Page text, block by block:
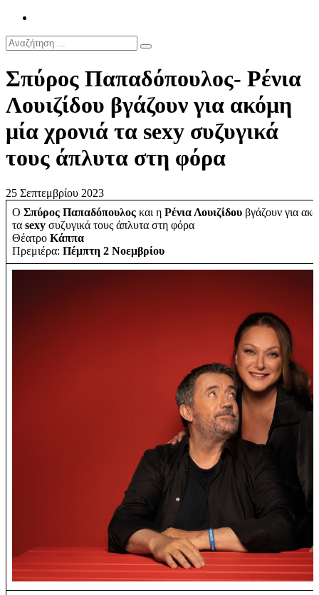
Σπύρος Παπαδόπουλος- Ρένια
Λουιζίδου βγάζουν για ακόμη
μία χρονιά τα sexy συζυγικά
τους άπλυτα στη φόρα
25 Σεπτεμβρίου 2023
Ο Σπύρος Παπαδόπουλος και η Ρένια Λουιζίδου βγάζουν για
τα sexy συζυγικά τους άπλυτα στη φόρα
Θέατρο Κάππα
Πρεμιέρα: Πέμπτη 2 Νοεμβρίου